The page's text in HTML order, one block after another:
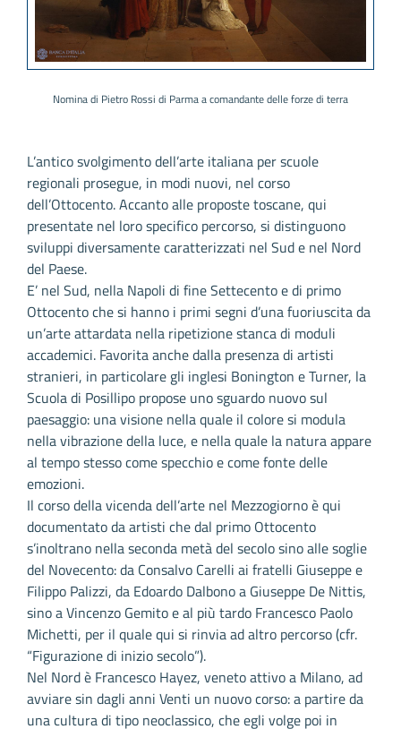
Nomina di Pietro Rossi di Parma a comandante delle forze di terra
L’antico svolgimento dell’arte italiana per scuole
regionali prosegue, in modi nuovi, nel corso
dell’Ottocento. Accanto alle proposte toscane, qui
presentate nel loro specifico percorso, si distinguono
sviluppi diversamente caratterizzati nel Sud e nel Nord
del Paese.
E’ nel Sud, nella Napoli di fine Settecento e di primo
Ottocento che si hanno i primi segni d’una fuoriuscita da
un’arte attardata nella ripetizione stanca di moduli
accademici. Favorita anche dalla presenza di artisti
stranieri, in particolare gli inglesi Bonington e Turner, la
Scuola di Posillipo propose uno sguardo nuovo sul
paesaggio: una visione nella quale il colore si modula
nella vibrazione della luce, e nella quale la natura appare
al tempo stesso come specchio e come fonte delle
emozioni.
Il corso della vicenda dell’arte nel Mezzogiorno è qui
documentato da artisti che dal primo Ottocento
s’inoltrano nella seconda metà del secolo sino alle soglie
del Novecento: da Consalvo Carelli ai fratelli Giuseppe e
Filippo Palizzi, da Edoardo Dalbono a Giuseppe De Nittis,
sino a Vincenzo Gemito e al più tardo Francesco Paolo
Michetti, per il quale qui si rinvia ad altro percorso (cfr.
“Figurazione di inizio secolo”).
Nel Nord è Francesco Hayez, veneto attivo a Milano, ad
avviare sin dagli anni Venti un nuovo corso: a partire da
una cultura di tipo neoclassico, che egli volge poi in